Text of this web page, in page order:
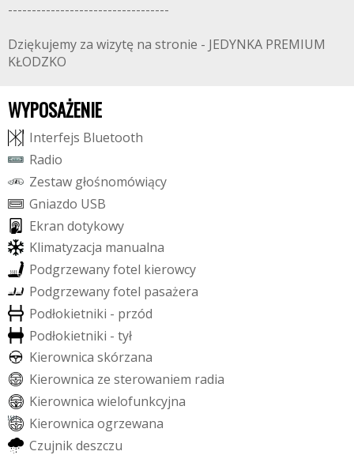
----------------------------------
Dziękujemy za wizytę na stronie - JEDYNKA PREMIUM
KŁODZKO
WYPOSAŻENIE
Interfejs Bluetooth
Radio
Zestaw głośnomówiący
Gniazdo USB
Ekran dotykowy
Klimatyzacja manualna
Podgrzewanyfotel kierowcy
Podgrzewanyfotel pasażera
Podłokietniki - przód
Podłokietniki - tył
Kierownica skórzana
Kierownica ze sterowaniem radia
Kierownica wielofunkcyjna
Kierownica ogrzewana
Czujnikdeszczu